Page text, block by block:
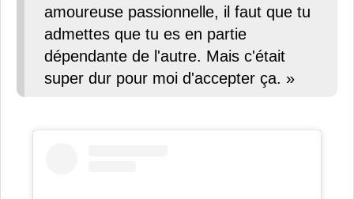
amoureuse passionnelle, il faut que tu
admettes que tu es en partie
dépendante de l'autre. Mais c'était
super dur pour moi d'accepter ça. »